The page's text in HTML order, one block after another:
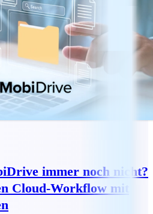
immer noch nicht?
Cloud-Workflow mit